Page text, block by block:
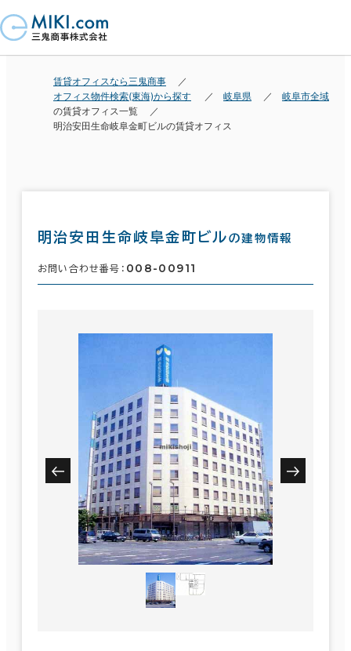
賃貸オフィスなら三鬼商事
オフィス物件検索(東海)から探す
岐阜県
岐阜市全域
の賃貸オフィス一覧
明治安田生命岐阜金町ビルの賃貸オフィス
明治安田生命岐阜金町ビル の建物情報
お問い合わせ番号： 008-00911